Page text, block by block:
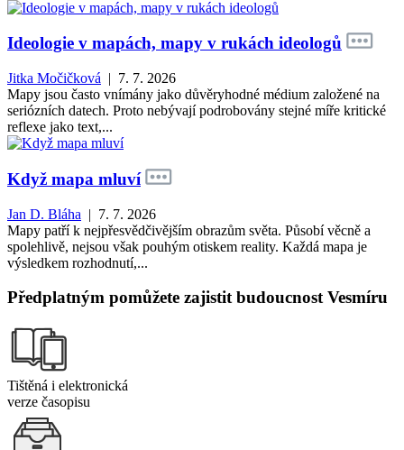
Ideologie v mapách, mapy v rukách ideologů
Jitka Močičková | 7. 7. 2026
Mapy jsou často vnímány jako důvěryhodné médium založené na
seriózních datech. Proto nebývají podrobovány stejné míře kritické
reflexe jako text,...
Když mapa mluví
Jan D. Bláha | 7. 7. 2026
Mapy patří k nejpřesvědčivějším obrazům světa. Působí věcně a
spolehlivě, nejsou však pouhým otiskem reality. Každá mapa je
výsledkem rozhodnutí,...
Předplatným pomůžete zajistit budoucnost Vesmíru
Tištěná i elektronická
verze časopisu